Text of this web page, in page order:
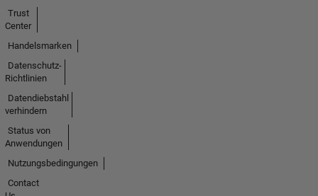
Trust
Center
Handelsmarken
Datenschutz-
Richtlinien
Datendiebstahl
verhindern
Status von
Anwendungen
Nutzungsbedingungen
Contact